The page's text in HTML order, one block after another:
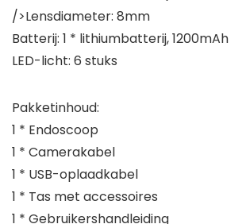
/>Lensdiameter: 8mm
Batterij: 1 * lithiumbatterij, 1200mAh
LED-licht: 6 stuks
Pakketinhoud:
1 * Endoscoop
1 * Camerakabel
1 * USB-oplaadkabel
1 * Tas met accessoires
1 * Gebruikershandleiding